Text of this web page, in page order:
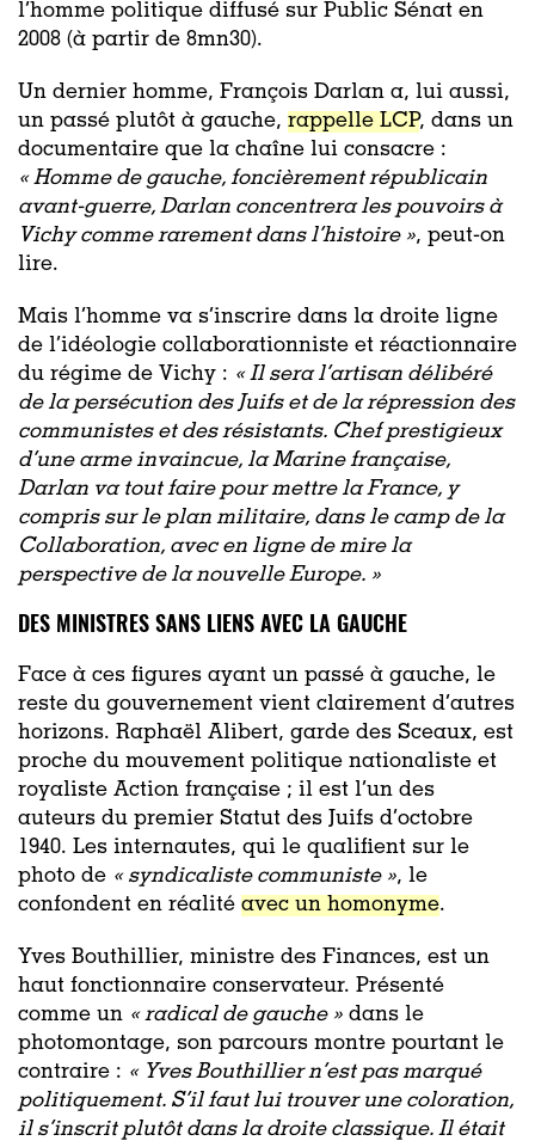
l’homme politique diffusé sur Public Sénat en
2008 (à partir de 8mn30).
Un dernier homme, François Darlan a, lui aussi,
un passé plutôt à gauche, rappelle LCP, dans un
documentaire que la chaîne lui consacre :
« Homme de gauche, foncièrement républicain
avant-guerre, Darlan concentrera les pouvoirs à
Vichy comme rarement dans l’histoire », peut-on
lire.
Mais l’homme va s’inscrire dans la droite ligne
de l’idéologie collaborationniste et réactionnaire
du régime de Vichy : « Il sera l’artisan délibéré
de la persécution des Juifs et de la répression des
communistes et des résistants. Chef prestigieux
d’une arme invaincue, la Marine française,
Darlan va tout faire pour mettre la France, y
compris sur le plan militaire, dans le camp de la
Collaboration, avec en ligne de mire la
perspective de la nouvelle Europe. »
DES MINISTRES SANS LIENS AVEC LA GAUCHE
Face à ces figures ayant un passé à gauche, le
reste du gouvernement vient clairement d’autres
horizons. Raphaël Alibert, garde des Sceaux, est
proche du mouvement politique nationaliste et
royaliste Action française ; il est l’un des
auteurs du premier Statut des Juifs d’octobre
1940. Les internautes, qui le qualifient sur le
photo de « syndicaliste communiste », le
confondent en réalité avec un homonyme.
Yves Bouthillier, ministre des Finances, est un
haut fonctionnaire conservateur. Présenté
comme un « radical de gauche » dans le
photomontage, son parcours montre pourtant le
contraire : « Yves Bouthillier n’est pas marqué
politiquement. S’il faut lui trouver une coloration,
il s’inscrit plutôt dans la droite classique. Il était